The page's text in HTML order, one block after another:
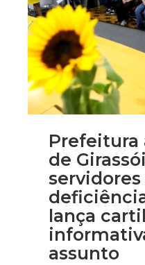
Prefeitura
de
lança
assunto